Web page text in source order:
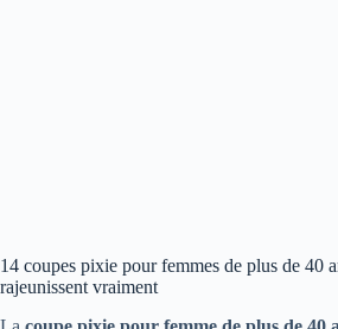
14 coupes pixie pour femmes de plus de 40
rajeunissent vraiment